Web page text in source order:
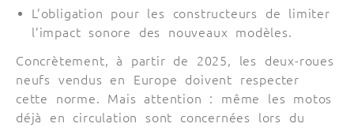
L’obligation pour les constructeurs de limiter
l’impact sonore des nouveaux modèles.
Concrètement, à partir de 2025, les deux-roues
neufs vendus en Europe doivent respecter
cette norme. Mais attention : même les motos
déjà en circulation sont concernées lors du